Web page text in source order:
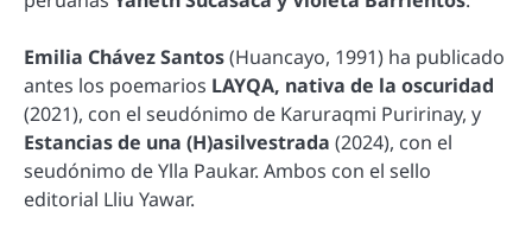
Emilia Chávez Santos(Huancayo, 1991) ha publicado
antes los poemarios LAYQA, nativa de la oscuridad
(2021), con el seudónimo de Karuraqmi Puririnay, y
Estancias de una (H)asilvestrada (2024), con el
seudónimo de Ylla Paukar. Ambos con el sello
editorial Lliu Yawar.